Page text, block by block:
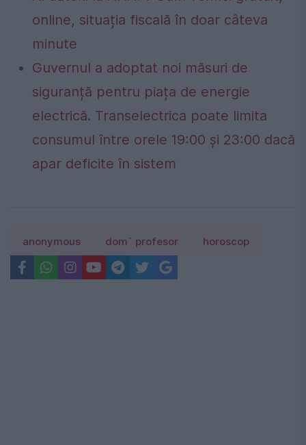
online, situația fiscală în doar câteva
minute
Guvernul a adoptat noi măsuri de
siguranță pentru piața de energie
electrică. Transelectrica poate limita
consumul între orele 19:00 și 23:00 dacă
apar deficite în sistem
anonymous dom` profesor horoscop